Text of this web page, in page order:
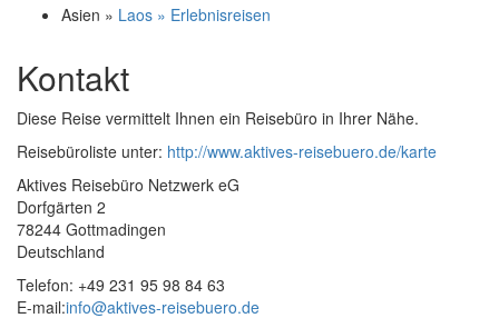
Asien » Laos » Erlebnisreisen
Kontakt
Diese Reise vermittelt Ihnen ein Reisebüro in Ihrer Nähe.
Reisebüroliste unter: http://www.aktives-reisebuero.de/karte
Aktives Reisebüro Netzwerk eG
Dorfgärten 2
78244 Gottmadingen
Deutschland
Telefon: +49 231 95 98 84 63
E-mail:info@aktives-reisebuero.de